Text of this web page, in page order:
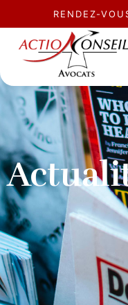
RENDEZ-